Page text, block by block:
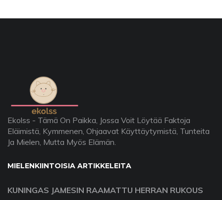
Ekolss - Tämä On Paikka, Jossa Voit Löytää Faktoja
Eläimistä, Kymmenen, Ohjaavat Käyttäytymistä, Tunteita
Ja Mielen, Mutta Myös Elämän.
MIELENKIINTOISIA ARTIKKELEITA
KUNINGAS JAMESIN RAAMATTU HERRAN RUKOUS